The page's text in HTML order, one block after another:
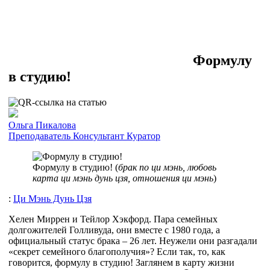
Формулу
в студию!
Ольга Пикалова
Преподаватель Консультант Куратор
Формулу в студию! (брак по ци мэнь, любовь
карта ци мэнь дунь цзя, отношения ци мэнь)
: Ци Мэнь Дунь Цзя
Хелен Миррен и Тейлор Хэкфорд. Пара семейных
долгожителей Голливуда, они вместе с 1980 года, а
официальный статус брака – 26 лет. Неужели они разгадали
«секрет семейного благополучия»? Если так, то, как
говорится, формулу в студию! Заглянем в карту жизни